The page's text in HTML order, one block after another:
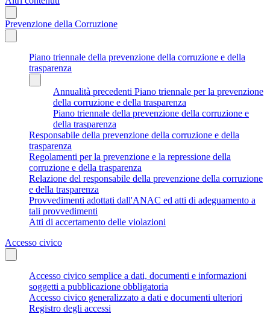
Prevenzione della Corruzione
Piano triennale della prevenzione della corruzione e della
trasparenza
Annualità precedenti Piano triennale per la prevenzione
della corruzione e della trasparenza
Piano triennale della prevenzione della corruzione e
della trasparenza
Responsabile della prevenzione della corruzione e della
trasparenza
Regolamenti per la prevenzione e la repressione della
corruzione e della trasparenza
Relazione del responsabile della prevenzione della corruzione
e della trasparenza
Provvedimenti adottati dall'ANAC ed atti di adeguamento a
tali provvedimenti
Atti di accertamento delle violazioni
Accesso civico
Accesso civico semplice a dati, documenti e informazioni
soggetti a pubblicazione obbligatoria
Accesso civico generalizzato a dati e documenti ulteriori
Registro degli accessi